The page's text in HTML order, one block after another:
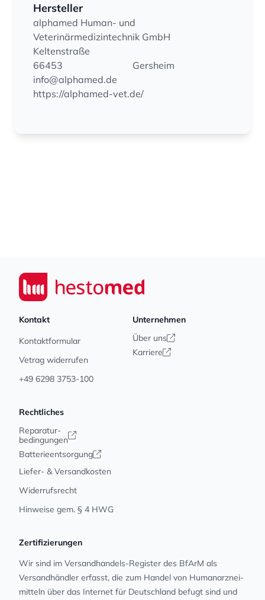
Hersteller
alphamed Human- und
Veterinärmedizintechnik GmbH
Keltenstraße
66453
Gersheim
info@alphamed.de
https://alphamed-vet.de/
Seiwert GmbH
Kontakt
Kontaktformular
Vetrag widerrufen
+49 6298 3753-100
Unternehmen
Über uns
Karriere
Rechtliches
Reparatur-
bedingungen
Batterieentsorgung
Liefer- & Versandkosten
Widerrufsrecht
Hinweise gem. § 4 HWG
Zertifizierungen
Wir sind im Versandhandels-Register des BfArM als
Versandhändler erfasst, die zum Handel von Human­arz­nei­
mit­teln über das Internet für Deutschland befugt sind und